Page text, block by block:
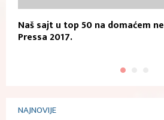
Naš sajt u top 50 na domaćem
Pressa 2017.
NAJNOVIJE